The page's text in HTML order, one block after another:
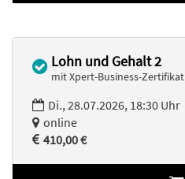
Lohn und Gehalt 2
mit Xpert-Business-Zertifikat
Di., 28.07.2026, 18:30 Uhr
online
410,00 €